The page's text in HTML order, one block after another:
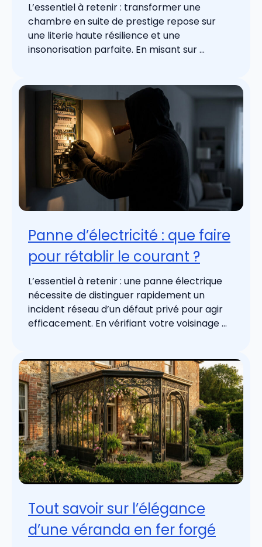
L’essentiel à retenir : transformer une
chambre en suite de prestige repose sur
une literie haute résilience et une
insonorisation parfaite. En misant sur ...
Panne d’électricité : que faire
pour rétablir le courant ?
L’essentiel à retenir : une panne électrique
nécessite de distinguer rapidement un
incident réseau d’un défaut privé pour agir
efficacement. En vérifiant votre voisinage ...
Tout savoir sur l’élégance
d’une véranda en fer forgé